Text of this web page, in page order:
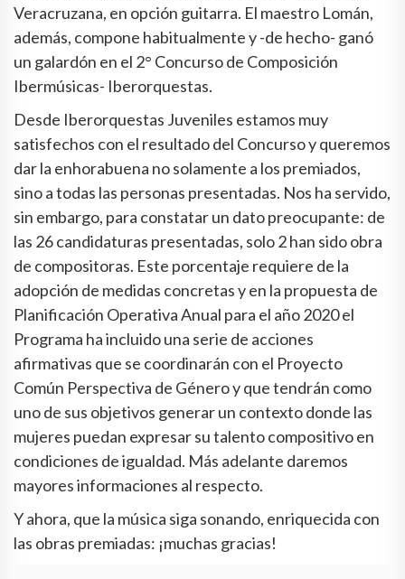
Veracruzana, en opción guitarra. El maestro Lomán,
además, compone habitualmente y -de hecho- ganó
un galardón en el 2° Concurso de Composición
Ibermúsicas- Iberorquestas.
Desde Iberorquestas Juveniles estamos muy
satisfechos con el resultado del Concurso y queremos
dar la enhorabuena no solamente a los premiados,
sino a todas las personas presentadas. Nos ha servido,
sin embargo, para constatar un dato preocupante: de
las 26 candidaturas presentadas, solo 2 han sido obra
de compositoras. Este porcentaje requiere de la
adopción de medidas concretas y en la propuesta de
Planificación Operativa Anual para el año 2020 el
Programa ha incluido una serie de acciones
afirmativas que se coordinarán con el Proyecto
Común Perspectiva de Género y que tendrán como
uno de sus objetivos generar un contexto donde las
mujeres puedan expresar su talento compositivo en
condiciones de igualdad. Más adelante daremos
mayores informaciones al respecto.
Y ahora, que la música siga sonando, enriquecida con
las obras premiadas: ¡muchas gracias!